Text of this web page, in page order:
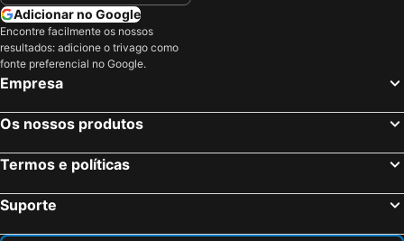
OZO George Town Penang
The Millen Penang, Autograph Collection
Jazz Hotel Penang
Eureka Hotel Penang
118 Hotel Macalister
Travelodge Georgetown
Q Collection Macalister formerly known as Apple Hotel Penang
Areca Hotel Penang
Frame Hotel
Ke-Lan-Tan House
Adicionar no Google
Encontre facilmente os nossos
resultados: adicione o trivago como
fonte preferencial no Google.
Empresa
Os nossos produtos
Termos e políticas
Suporte